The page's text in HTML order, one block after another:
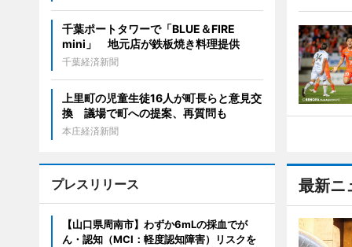
最新ニ
千葉ポートタワーで「BLUE＆FIRE
mini」 地元店が鉄板焼き料理提供
千葉経済新聞
上里町の児童生徒16人が町長らと意見交
換 議場で町への提案、再質問も
本庄経済新聞
プレスリリース
【山口県周南市】わずか6mLの採血でが
ん・認知（MCI：軽度認知障害）リスクを